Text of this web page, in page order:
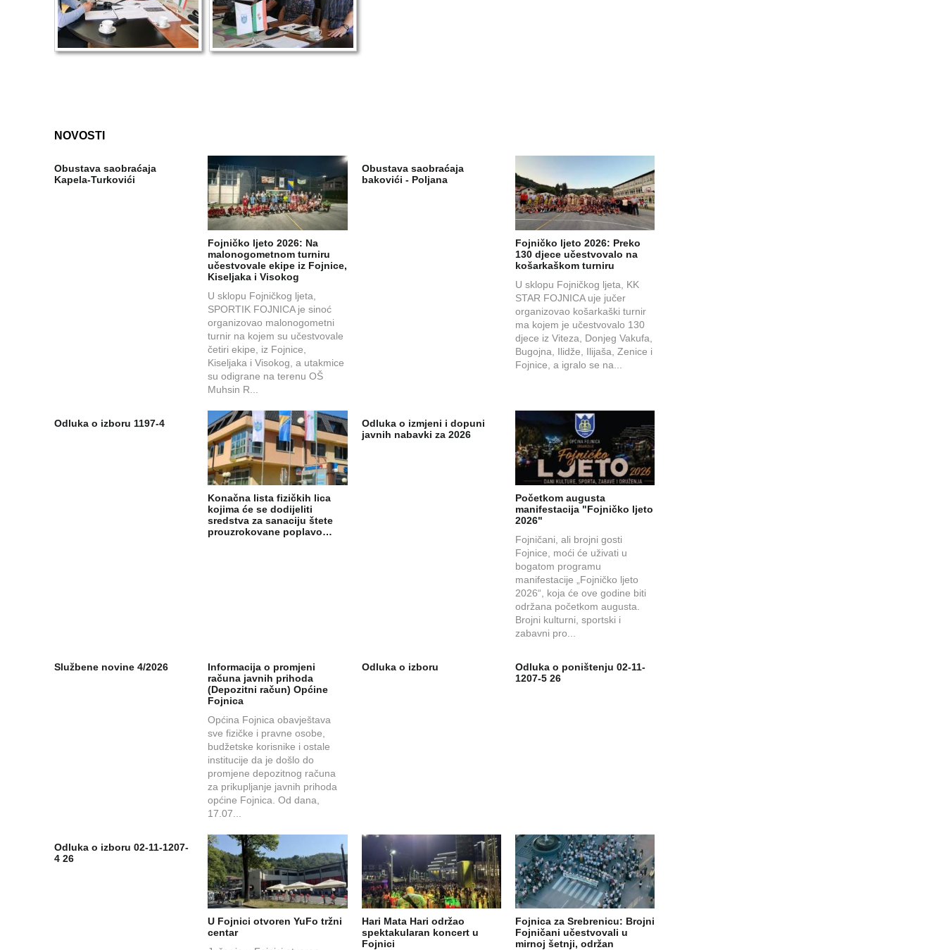
NOVOSTI
Obustava saobraćaja
Kapela-Turkovići
Fojničko ljeto 2026: Na
malonogometnom turniru
učestvovale ekipe iz Fojnice,
Kiseljaka i Visokog
U sklopu Fojničkog ljeta,
SPORTIK FOJNICA je sinoć
organizovao malonogometni
turnir na kojem su učestvovale
četiri ekipe, iz Fojnice,
Kiseljaka i Visokog, a utakmice
su odigrane na terenu OŠ
Muhsin R...
Obustava saobraćaja
bakovići - Poljana
Fojničko ljeto 2026: Preko
130 djece učestvovalo na
košarkaškom turniru
U sklopu Fojničkog ljeta, KK
STAR FOJNICA uje jučer
organizovao košarkaški turnir
ma kojem je učestvovalo 130
djece iz Viteza, Donjeg Vakufa,
Bugojna, Ilidže, Ilijaša, Zenice i
Fojnice, a igralo se na...
Odluka o izboru 1197-4
Konačna lista fizičkih lica
kojima će se dodijeliti
sredstva za sanaciju štete
prouzrokovane poplavo…
Odluka o izmjeni i dopuni
javnih nabavki za 2026
Početkom augusta
manifestacija "Fojničko ljeto
2026"
Fojničani, ali brojni gosti
Fojnice, moći će uživati u
bogatom programu
manifestacije „Fojničko ljeto
2026“, koja će ove godine biti
održana početkom augusta.
Brojni kulturni, sportski i
zabavni pro...
Službene novine 4/2026
Informacija o promjeni
računa javnih prihoda
(Depozitni račun) Općine
Fojnica
Općina Fojnica obavještava
sve fizičke i pravne osobe,
budžetske korisnike i ostale
institucije da je došlo do
promjene depozitnog računa
za prikupljanje javnih prihoda
općine Fojnica. Od dana,
17.07...
Odluka o izboru
Odluka o poništenju 02-11-
1207-5 26
Odluka o izboru 02-11-1207-
4 26
U Fojnici otvoren YuFo tržni
centar
Hari Mata Hari održao
spektakularan koncert u
Fojnici
Fojnica za Srebrenicu: Brojni
Fojničani učestvovali u
mirnoj šetnji, održan